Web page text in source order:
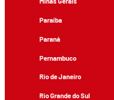
Paraíba
Paraná
Pernambuco
Rio de Janeiro
Rio Grande do Sul